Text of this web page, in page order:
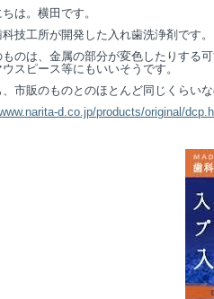
は。横田です。
技工所が開発した入れ歯洗浄剤です。
ものは、金属の部分が変色したりする
スピース等にもいいそうです。
市販のものとのほとんど同じくらい
d.co.jp/products/original/